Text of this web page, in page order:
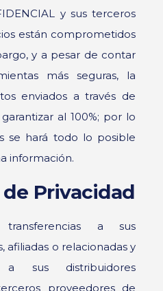
y sus terceros
están comprometidos
y a pesar de contar
más seguras, la
enviados a través de
al 100%; por lo
se hará todo lo posible
información.
Privacidad
transferencias a sus
afiliadas o relacionadas y
a sus distribuidores
proveedores de